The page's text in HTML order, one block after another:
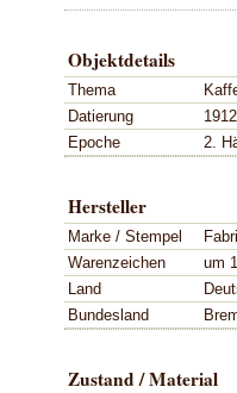
Objektdetails
Thema
Datierung
1912
Epoche
2.
Hersteller
Marke / Stempel
Warenzeichen
um
Land
Bundesland
Zustand / Material